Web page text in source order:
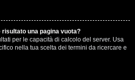
una pagina vuota?
per le capacità di calcolo del server. Usa
nella tua scelta dei termini da ricercare e